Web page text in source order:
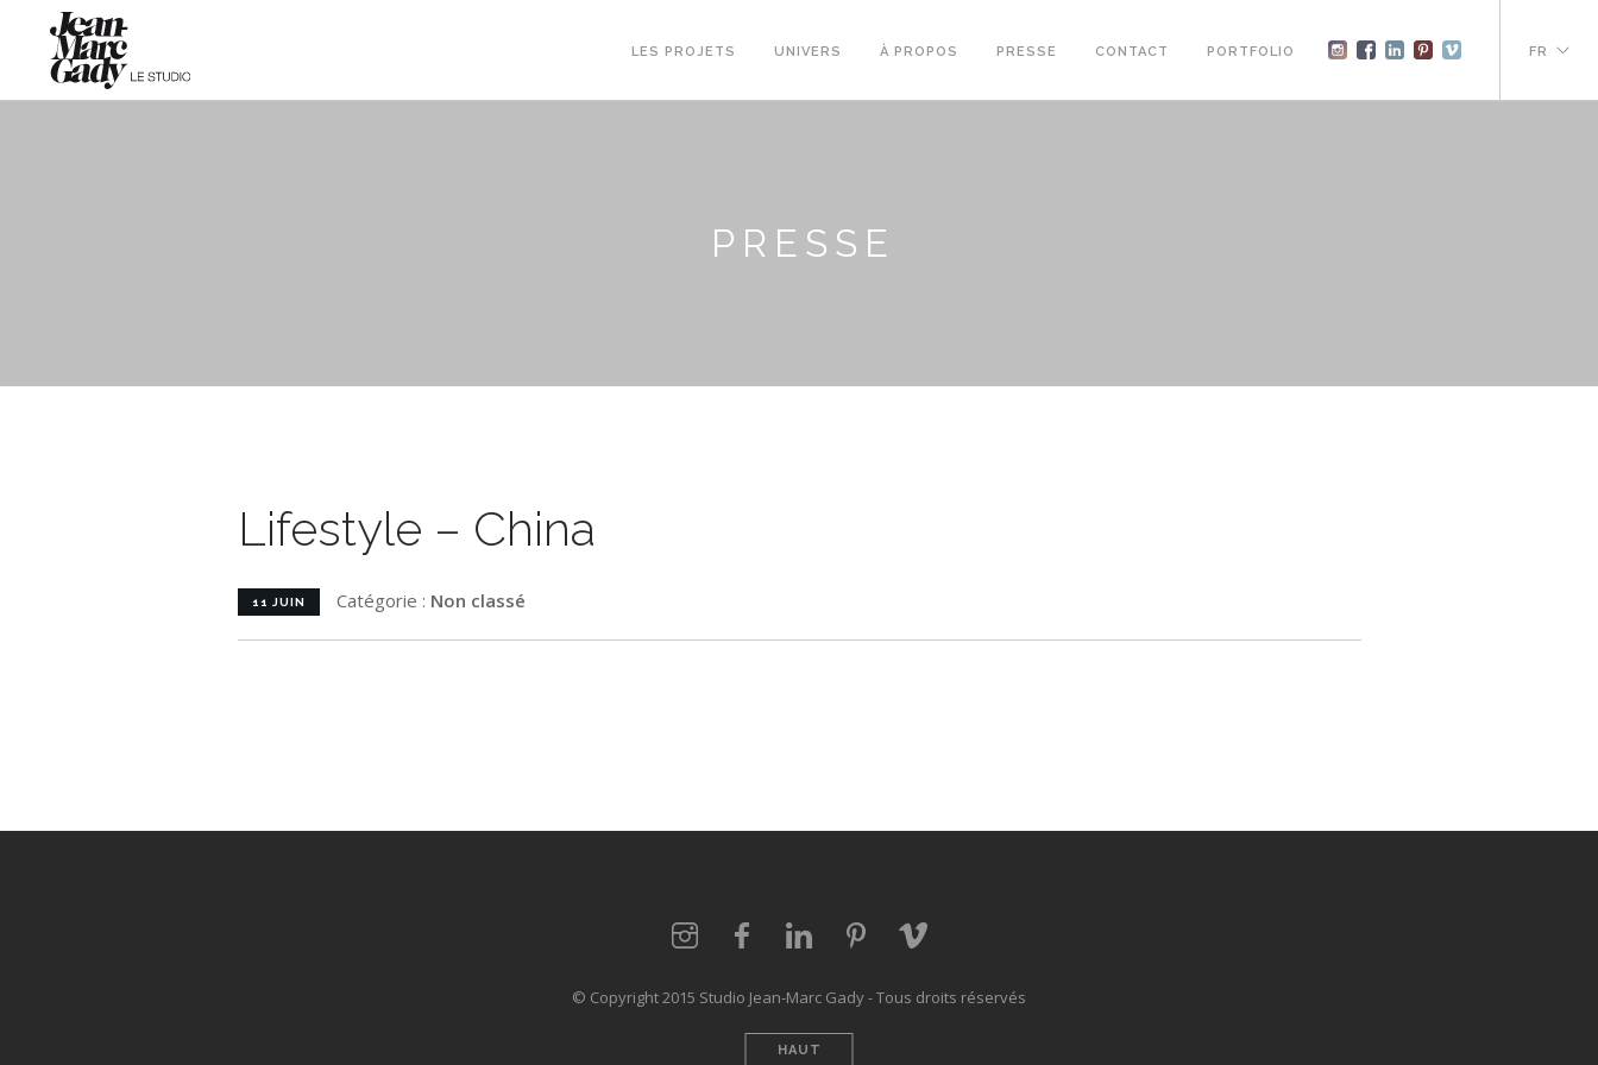
LES PROJETS UNIVERS À PROPOS PRESSE CONTACT PORTFOLIO FR
PRESSE
Lifestyle – China
11 JUIN Catégorie : Non classé
© Copyright 2015 Studio Jean-Marc Gady - Tous droits réservés
HAUT